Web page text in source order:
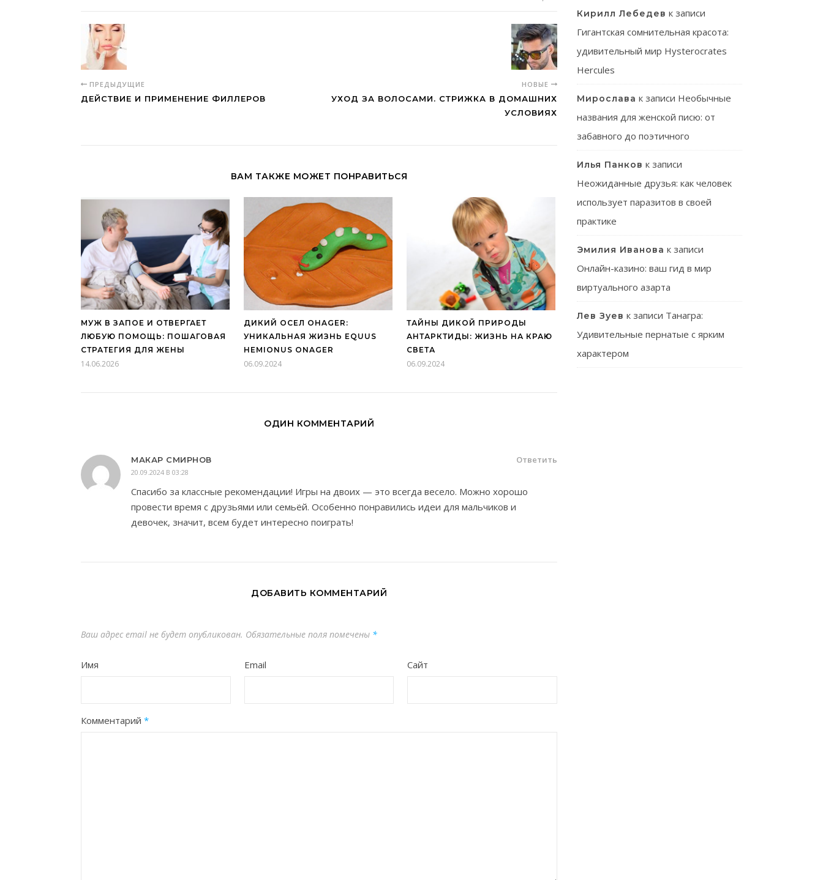
ПРЕДЫДУЩИЕ
ДЕЙСТВИЕ И ПРИМЕНЕНИЕ ФИЛЛЕРОВ
НОВЫЕ
УХОД ЗА ВОЛОСАМИ. СТРИЖКА В ДОМАШНИХ
УСЛОВИЯХ
ВАМ ТАКЖЕ МОЖЕТ ПОНРАВИТЬСЯ
МУЖ В ЗАПОЕ И ОТВЕРГАЕТ
ЛЮБУЮ ПОМОЩЬ: ПОШАГОВАЯ
СТРАТЕГИЯ ДЛЯ ЖЕНЫ
14.06.2026
ДИКИЙ ОСЕЛ ОНAGER:
УНИКАЛЬНАЯ ЖИЗНЬ EQUUS
HEMIONUS ONAGER
06.09.2024
ТАЙНЫ ДИКОЙ ПРИРОДЫ
АНТАРКТИДЫ: ЖИЗНЬ НА КРАЮ
СВЕТА
06.09.2024
ОДИН КОММЕНТАРИЙ
МАКАР СМИРНОВ
20.09.2024 В 03:28
Ответить
Спасибо за классные рекомендации! Игры на двоих — это всегда весело. Можно хорошо
провести время с друзьями или семьёй. Особенно понравились идеи для мальчиков и
девочек, значит, всем будет интересно поиграть!
ДОБАВИТЬ КОММЕНТАРИЙ
Ваш адрес email не будет опубликован. Обязательные поля помечены *
Имя Email Сайт
Комментарий *
Кирилл Лебедев к записи
Гигантская сомнительная красота:
удивительный мир Hysterocrates
Hercules
Мирослава к записи Необычные
названия для женской писю: от
забавного до поэтичного
Илья Панков к записи
Неожиданные друзья: как человек
использует паразитов в своей
практике
Эмилия Иванова к записи
Онлайн-казино: ваш гид в мир
виртуального азарта
Лев Зуев к записи Танагра:
Удивительные пернатые с ярким
характером